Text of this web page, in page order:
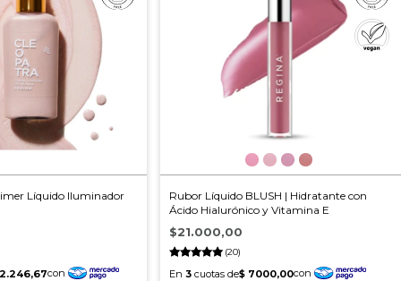
Líquido Iluminador
Rubor Líquido BLUSH | Hidratante con
Ácido Hialurónico y Vitamina E
(20)
$21.000,00